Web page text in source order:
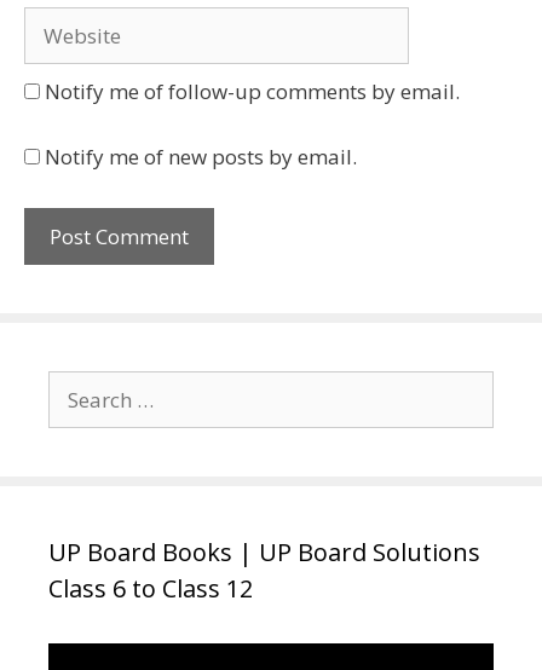
Notify me of follow-up comments by email.
Notify me of new posts by email.
for:
UP Board Books | UP Board Solutions
Class 6 to Class 12